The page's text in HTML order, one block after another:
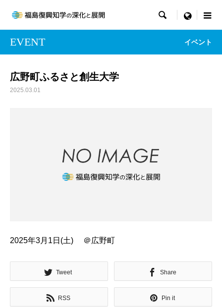
 menu
EVENT イベント
広野町ふるさと創生大学
2025.03.01
2025年3月1日(土) ＠広野町
Tweet Share
RSS Pin it